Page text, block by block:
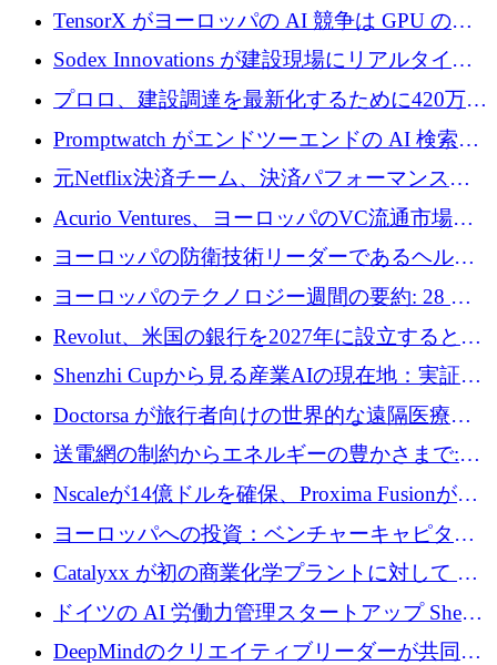
ン対策に 119 万ドルを調達
TensorX がヨーロッパの AI 競争は GPU の所
有者によって決まると考える理由
Sodex Innovations が建設現場にリアルタイム
のインテリジェンスをもたらすために 400 万
ユーロを確保
プロロ、建設調達を最新化するために420万ポ
ンドを調達
Promptwatch がエンドツーエンドの AI 検索最
適化プラットフォームを拡張するために 600
万ユーロを調達
元Netflix決済チーム、決済パフォーマンスプ
ラットフォームNopanのためにこれまでに720
万ユーロを調達
Acurio Ventures、ヨーロッパのVC流通市場の
流動性を解放するために1億1,500万ユーロの
ファンドを立ち上げる
ヨーロッパの防衛技術リーダーであるヘルシ
ングは、180億ドルの評価額で18億ドルのシリ
ヨーロッパのテクノロジー週間の要約: 28 億
ユーロを超える 70 以上のテクノロジー資金調
Revolut、米国の銀行を2027年に設立すると米
国の社長が語る
Shenzhi Cupから見る産業AIの現在地：実証と
産業実装への道筋
Doctorsa が旅行者向けの世界的な遠隔医療プ
ラットフォームを拡大するために 100 万ユー
ロを調達
送電網の制約からエネルギーの豊かさまで:
Envision の Gobi X がヨーロッパの AI の未来
にどのように貢献できるか
Nscaleが14億ドルを確保、Proxima Fusionが4
億1,100万ユーロを獲得、Invest EuropeはVCの
ヨーロッパへの投資：ベンチャーキャピタル
が過去2番目に高い水準に到達
Catalyxx が初の商業化学プラントに対して EU
から 2,000 万ユーロ以上の支援を獲得
ドイツの AI 労働力管理スタートアップ Sherpa
がプレシードで 220 万ドルを調達
DeepMindのクリエイティブリーダーが共同設